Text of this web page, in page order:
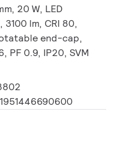
20 W, LED
lm, CRI 80,
end-cap,
PF 0.9, IP20, SVM